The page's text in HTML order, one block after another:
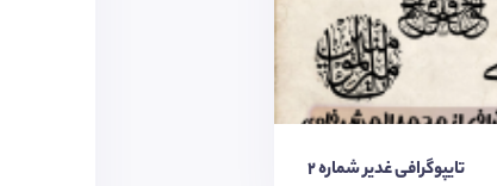
تایپوگرافی غدیر شماره ۲